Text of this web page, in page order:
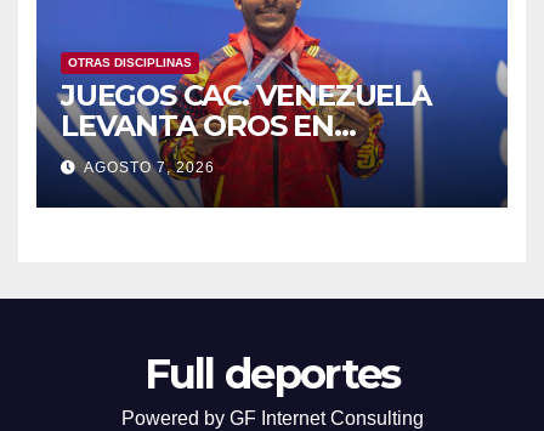
OTRAS DISCIPLINAS
JUEGOS CAC. VENEZUELA
LEVANTA OROS EN
HALTEROFILIA Y TIRO
AGOSTO 7, 2026
Full deportes
Powered by GF Internet Consulting